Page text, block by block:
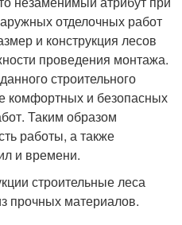
отделочных работ
и конструкция лесов
проведения монтажа.
строительного
комфортных и безопасных
Таким образом
работы, а также
и времени.
строительные леса
прочных материалов.